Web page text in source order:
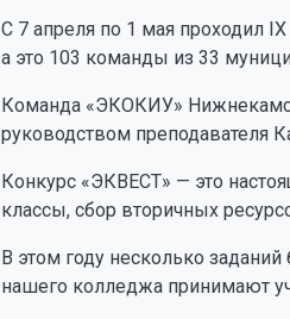
С 7 апреля по 1 мая проходил
а это 103 команды из 33
Команда «ЭКОКИУ»
руководством преподавателя
Конкурс «ЭКВЕСТ» — это
классы, сбор вторичных
В этом году несколько
нашего колледжа принимают